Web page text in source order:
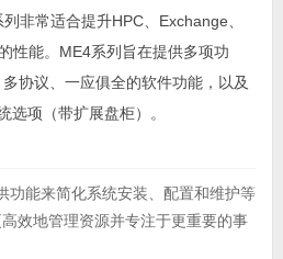
非常适合提升HPC、Exchange、
性能。ME4系列旨在提供多项功
协议、一应俱全的软件功能，以及
选项（带扩展盘柜）。
功能来简化系统安装、配置和维护等
效地管理资源并专注于更重要的事